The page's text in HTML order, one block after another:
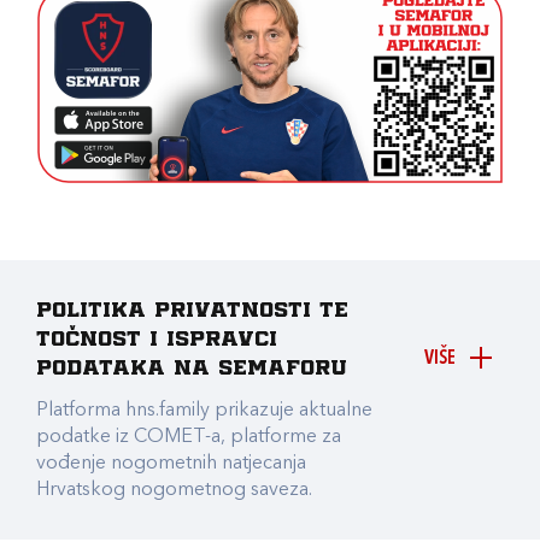
VIŠE
Politika privatnosti te
točnost i ispravci
podataka na Semaforu
Platforma hns.family prikazuje aktualne
podatke iz COMET-a, platforme za
vođenje nogometnih natjecanja
Hrvatskog nogometnog saveza.